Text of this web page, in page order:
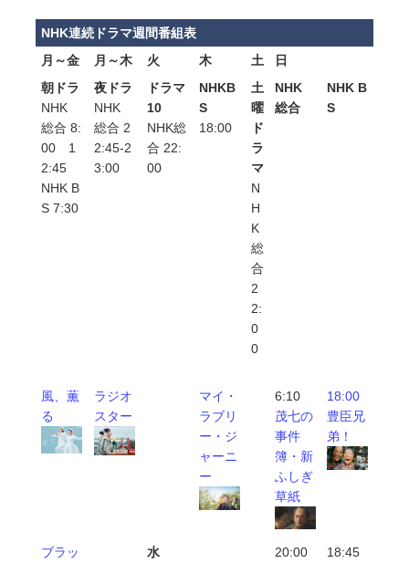
NHK連続ドラマ週間番組表
月～金
月～木 火 木 土
日
朝ドラ
NHK
総合 8:
00 1
2:45
NHK B
S 7:30
夜ドラ
NHK
総合 2
2:45-2
3:00
ドラマ
10
NHK総
合 22:
00
NHKB
S
18:00
土
曜
ド
ラ
マ
N
H
K
総
合
2
2:
0
0
NHK
総合
NHK B
S
風、薫
る
ラジオ
スター
マイ・
ラブリ
ー・ジ
ャーニ
ー
6:10
茂七の
事件
簿・新
ふしぎ
草紙
18:00
豊臣兄
弟！
ブラッ
水
20:00
18:45